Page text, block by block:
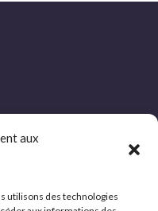
aux
utilisons des technologies